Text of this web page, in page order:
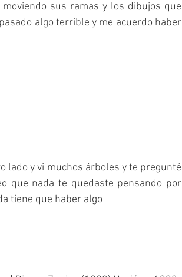
sus ramas y los dibujos que
algo terrible y me acuerdo haber
lado y vi muchos árboles y te pregunté
que nada te quedaste pensando por
tiene que haber algo